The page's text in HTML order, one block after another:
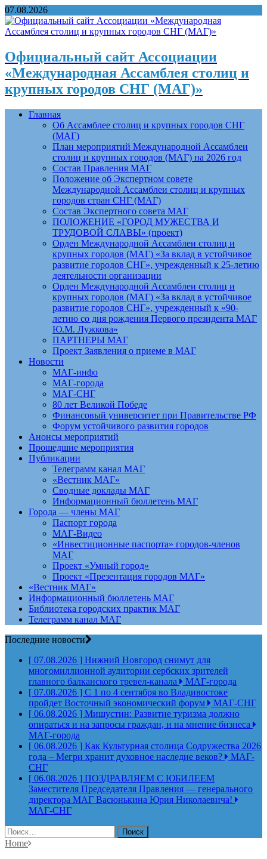
07.08.2026
Официальный сайт Ассоциации
«Международная Ассамблея столиц и
крупных городов СНГ (МАГ)»
Главная
Об Ассамблее столиц и крупных городов СНГ
(МАГ)
План мероприятий Международной Ассамблеи
столиц и крупных городов (МАГ) на 2026 год
Состав Правления МАГ
Положение об Экспертном совете
Международной Ассамблеи столиц и крупных
городов стран СНГ (МАГ)
Состав Экспертного совета МАГ
ПОЛОЖЕНИЕ «ГОРОД МУЖЕСТВА И
ТРУДОВОЙ СЛАВЫ» (проект)
Орден Международной Ассамблеи столиц и
крупных городов (МАГ) «За вклад в устойчивое
развитие городов СНГ», учрежденный к 25-летию
деятельности организации
Орден Международной Ассамблеи столиц и
крупных городов (МАГ) «За вклад в устойчивое
развитие городов СНГ», учрежденный к «90-
летию со дня рождения Первого президента МАГ
Ю.М. Лужкова»
ПАРТНЕРЫ МАГ
Проект Заявления о приеме в МАГ
Новости
МАГ-инфо
МАГ-города
МАГ-СНГ
80 лет Великой Победе
Финансовый университет при Правительстве РФ
Форум устойчивого развития городов
Анонсы мероприятий
Прошедшие мероприятия
Публикации
Телеграмм канал МАГ
«Вестник МАГ»
Сводные доклады МАГ
Информационный бюллетень МАГ
Города — члены МАГ
Паспорт города
МАГ-Видео
«Инвестиционные паспорта» городов-членов
МАГ
Проект «Умный город»
Проект «Презентация городов МАГ»
«Вестник МАГ»
Информационный бюллетень МАГ
Библиотека городских практик МАГ
Телеграмм канал МАГ
Последние новости
[ 07.08.2026 ] Нижний Новгород снимут для
многомиллионной аудитории сербских зрителей
главного балканского тревел-канала
МАГ-города
[ 07.08.2026 ] С 1 по 4 сентября во Владивостоке
пройдет Восточный экономический форум
МАГ-СНГ
[ 06.08.2026 ] Мишустин: Развитие туризма должно
опираться и на запросы граждан, и на мнение бизнеса
МАГ-города
[ 06.08.2026 ] Как Культурная столица Содружества 2026
года – Мегри хранит духовное наследие веков?
МАГ-
СНГ
[ 06.08.2026 ] ПОЗДРАВЛЯЕМ С ЮБИЛЕЕМ
Заместителя Председателя Правления — генерального
директора МАГ Васюнькина Юрия Николаевича!
МАГ-СНГ
Найти:
Home